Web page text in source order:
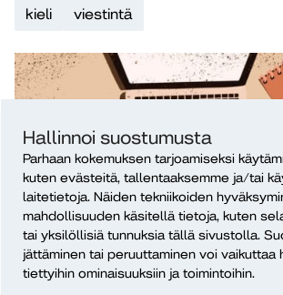
Hallinnoi suostumusta
Parhaan kokemuksen tarjoamiseksi
kuten evästeitä, tallentaaksemme ja/tai
laitetietoja. Näiden tekniikoiden
mahdollisuuden käsitellä tietoja, kuten
tai yksilöllisiä tunnuksia tällä sivustolla.
jättäminen tai peruuttaminen voi vaikuttaa
tiettyihin ominaisuuksiin ja toimintoihin.
kieli
viestintä
Blogi 2.9.2025
Nettikeskustelujen
kielenhuolto